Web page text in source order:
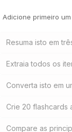
Adicione primeiro
Resuma isto em
Extraia todos os
Converta isto em
Crie 20 flashcards
Compare as